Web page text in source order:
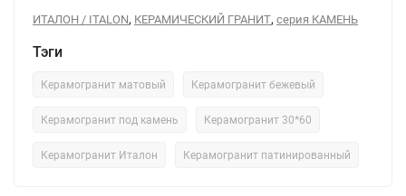
ИТАЛОН / ITALON, КЕРАМИЧЕСКИЙ ГРАНИТ, серия КАМЕНЬ
Тэги
Керамогранит матовый Керамогранит бежевый
Керамогранит под камень Керамогранит 30*60
Керамогранит Италон Керамогранит патинированный